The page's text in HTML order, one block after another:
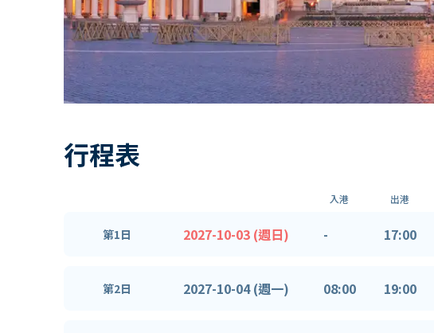
行程表
入港 出港
第1日 2027-10-03 (週日) - 17:00
第2日 2027-10-04 (週一) 08:00 19:00